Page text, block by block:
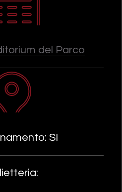
del Parco
SI